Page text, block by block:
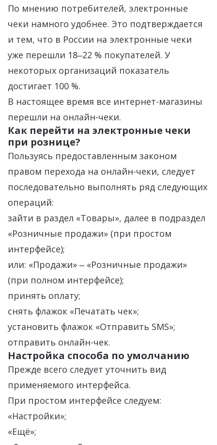
По мнению потребителей, электронные
чеки намного удобнее. Это подтверждается
и тем, что в России на электронные чеки
уже перешли 18‒22 % покупателей. У
некоторых организаций показатель
достигает 100 %.
В настоящее время все интернет-магазины
перешли на онлайн-чеки.
Как перейти на электронные чеки
при рознице?
Пользуясь предоставленным законом
правом перехода на онлайн-чеки, следует
последовательно выполнять ряд следующих
операций:
зайти в раздел «Товары», далее в подраздел
«Розничные продажи» (при простом
интерфейсе);
или: «Продажи» ‒ «Розничные продажи»
(при полном интерфейсе);
принять оплату;
снять флажок «Печатать чек»;
установить флажок «Отправить SMS»;
отправить онлайн-чек.
Настройка способа по умолчанию
Прежде всего следует уточнить вид
применяемого интерфейса.
При простом интерфейсе следуем:
«Настройки»;
«Ещё»;